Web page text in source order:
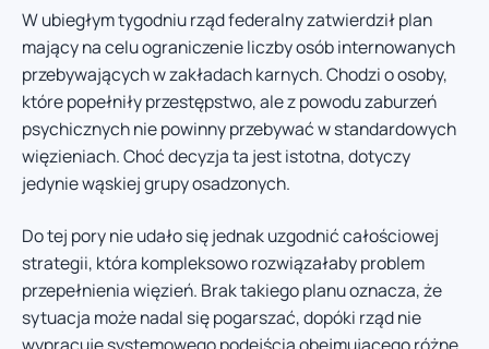
W ubiegłym tygodniu rząd federalny zatwierdził plan
mający na celu ograniczenie liczby osób internowanych
przebywających w zakładach karnych. Chodzi o osoby,
które popełniły przestępstwo, ale z powodu zaburzeń
psychicznych nie powinny przebywać w standardowych
więzieniach. Choć decyzja ta jest istotna, dotyczy
jedynie wąskiej grupy osadzonych.
Do tej pory nie udało się jednak uzgodnić całościowej
strategii, która kompleksowo rozwiązałaby problem
przepełnienia więzień. Brak takiego planu oznacza, że
sytuacja może nadal się pogarszać, dopóki rząd nie